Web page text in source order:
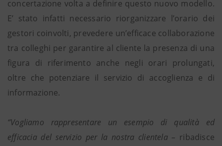
concertazione volta a definire questo nuovo modello.
E’ stato infatti necessario riorganizzare l’orario dei
gestori coinvolti, prevedere un’efficace collaborazione
tra colleghi per garantire al cliente la presenza di una
figura di riferimento anche negli orari prolungati,
oltre che potenziare il servizio di accoglienza e di
informazione.
“Vogliamo rappresentare un esempio di qualità ed
efficacia del servizio per la nostra clientela – ribadisce